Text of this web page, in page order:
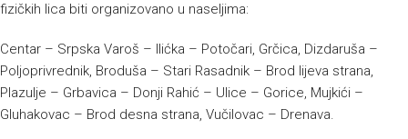
fizičkih lica biti organizovano u naseljima:
Centar – Srpska Varoš – Ilićka – Potočari, Grčica, Dizdaruša –
Poljoprivrednik, Broduša – Stari Rasadnik – Brod lijeva strana,
Plazulje – Grbavica – Donji Rahić – Ulice – Gorice, Mujkići –
Gluhakovac – Brod desna strana, Vučilovac – Drenava.